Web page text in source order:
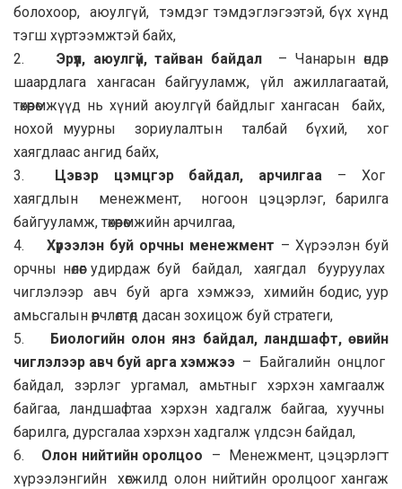
болохоор, аюулгүй, тэмдэг тэмдэглэгээтэй, бүх хүнд
тэгш хүртээмжтэй байх,
2. Эрүүл, аюулгүй, тайван байдал
– Чанарын өндөр
шаардлага хангасан байгууламж, үйл ажиллагаатай,
төхөөрөмжүүд нь хүний аюулгүй байдлыг хангасан байх,
нохой муурны зориулалтын талбай бүхий, хог
хаягдлаас ангид байх,
3.
Цэвэр цэмцгэр байдал, арчилгаа – Хог
хаягдлын менежмент, ногоон цэцэрлэг, барилга
байгууламж, төхөөрөмжийн арчилгаа,
4. Хүрээлэн буй орчны менежмент – Хүрээлэн буй
орчны нөлөөг удирдаж буй байдал, хаягдал бууруулах
чиглэлээр авч буй арга хэмжээ, химийн бодис, уур
амьсгалын өөрчлөлтөд дасан зохицож буй стратеги,
5.
Биологийн олон янз байдал, ландшафт, өвийн
чиглэлээр авч буй арга хэмжээ – Байгалийн онцлог
байдал, зэрлэг ургамал, амьтныг хэрхэн хамгаалж
байгаа, ландшафтаа хэрхэн хадгалж байгаа, хуучны
барилга, дурсгалаа хэрхэн хадгалж үлдсэн байдал,
6. Олон нийтийн оролцоо – Менежмент, цэцэрлэгт
хүрээлэнгийн хөгжилд олон нийтийн оролцоог хангаж